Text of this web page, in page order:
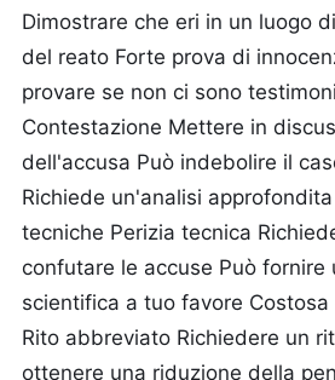
Dimostrare che eri in un luogo
del reato Forte prova di
provare se non ci sono
Contestazione Mettere in
dell'accusa Può indebolire il
Richiede un'analisi
tecniche Perizia tecnica
confutare le accuse Può fornire
scientifica a tuo favore
Rito abbreviato Richiedere un
ottenere una riduzione della